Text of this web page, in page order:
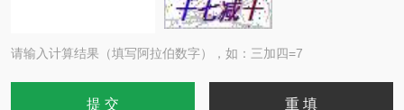
请输入计算结果（填写阿拉伯数字），如：三加四=7